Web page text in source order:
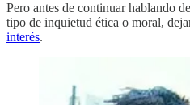
Pero antes de continuar hablando
tipo de inquietud ética o moral,
interés.